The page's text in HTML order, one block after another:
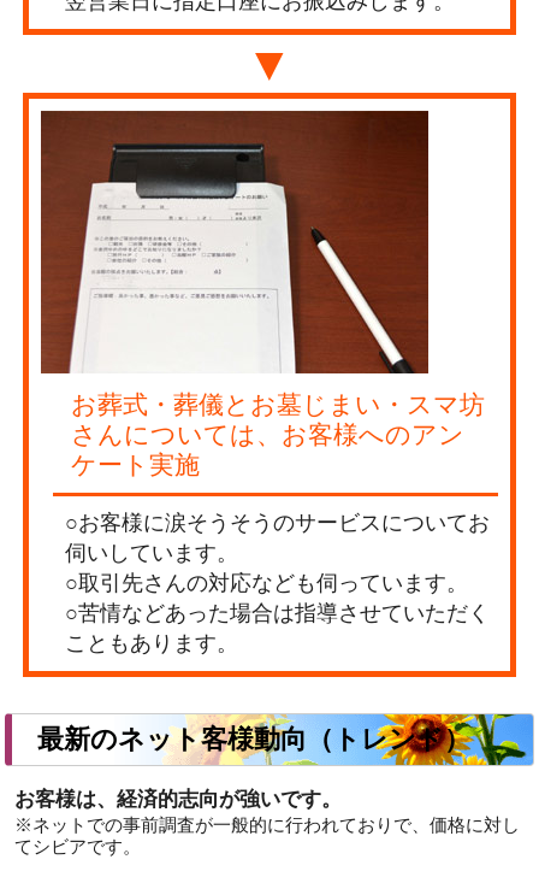
▼
お葬式・葬儀とお墓じまい・スマ坊
さんについては、お客様へのアン
ケート実施
○お客様に涙そうそうのサービスについてお
伺いしています。
○取引先さんの対応なども伺っています。
○苦情などあった場合は指導させていただく
こともあります。
最新のネット客様動向（トレンド）
お客様は、経済的志向が強いです。
※ネットでの事前調査が一般的に行われておりで、価格に対し
てシビアです。